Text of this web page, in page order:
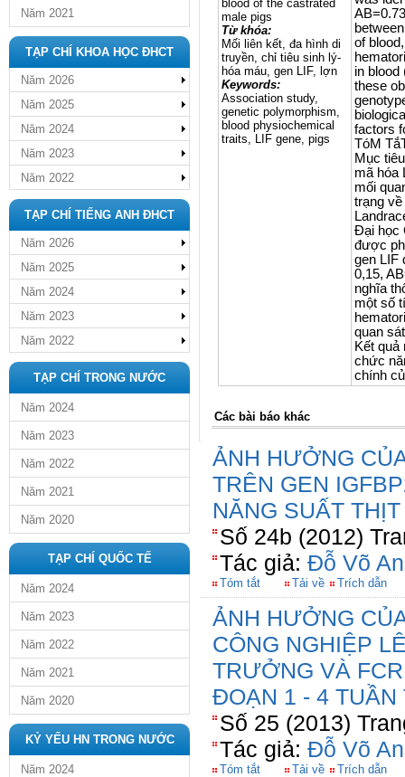
Năm 2021
TẠP CHÍ KHOA HỌC ĐHCT
Năm 2026
Năm 2025
Năm 2024
Năm 2023
Năm 2022
TẠP CHÍ TIẾNG ANH ĐHCT
Năm 2026
Năm 2025
Năm 2024
Năm 2023
Năm 2022
TẠP CHÍ TRONG NƯỚC
Năm 2024
Năm 2023
Năm 2022
Năm 2021
Năm 2020
TẠP CHÍ QUỐC TẾ
Năm 2024
Năm 2023
Năm 2022
Năm 2021
Năm 2020
KỶ YẾU HN TRONG NƯỚC
Năm 2024
blood of the castrated
male pigs
Từ khóa:
Mối liên kết, đa hình di
truyền, chỉ tiêu sinh lý-
hóa máu, gen LIF, lợn
Keywords:
Association study,
genetic polymorphism,
blood physiochemical
traits, LIF gene, pigs
of
in blood
these
factors
TóM
Mục
mã hóa
mối
trạng
Đại học
được
gen LIF
0,15,
nghĩa
một số
quan
Kết
chức
chính
Các bài báo khác
ẢNH HƯỞNG
TRÊN GEN
NĂNG SUẤT
Số 24b (2012)
Tác giả: Đỗ Võ
Tóm tắt Tải về Trích dẫn
ẢNH HƯỞNG
CÔNG NGHIỆP
TRƯỞNG VÀ
ĐOẠN 1 - 4 TUẦN
Số 25 (2013)
Tác giả: Đỗ Võ
Tóm tắt Tải về Trích dẫn